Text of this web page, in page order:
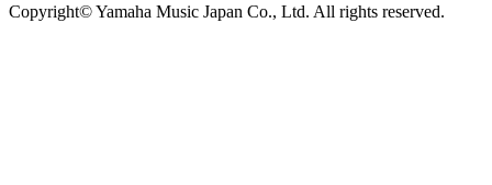
Copyright© Yamaha Music Japan Co., Ltd. All rights reserved.